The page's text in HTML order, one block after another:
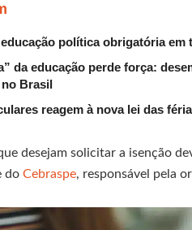
política obrigatória
da educação perde força:
no Brasil
reagem à nova lei das
desejam solicitar a isenção
do Cebraspe, responsável pela